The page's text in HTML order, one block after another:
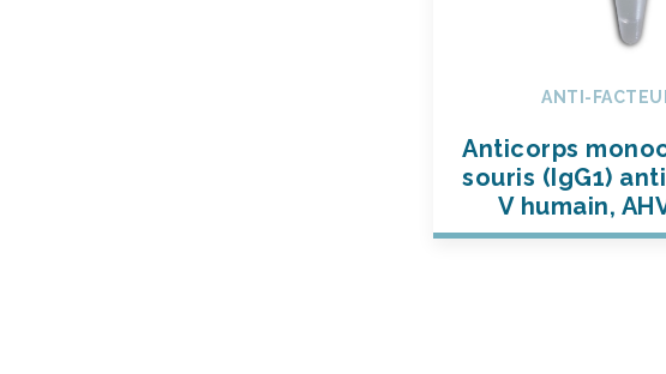
ANTI-
Anticorps
souris (IgG1)
V humain,